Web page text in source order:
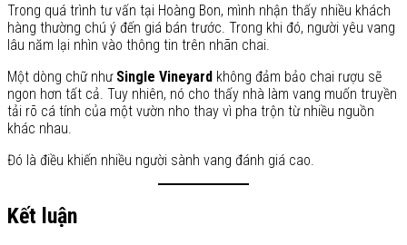
Trong quá trình tư vấn tại Hoàng Bon, mình nhận thấy nhiều khách
hàng thường chú ý đến giá bán trước. Trong khi đó, người yêu vang
lâu năm lại nhìn vào thông tin trên nhãn chai.
Một dòng chữ như Single Vineyard không đảm bảo chai rượu sẽ
ngon hơn tất cả. Tuy nhiên, nó cho thấy nhà làm vang muốn truyền
tải rõ cá tính của một vườn nho thay vì pha trộn từ nhiều nguồn
khác nhau.
Đó là điều khiến nhiều người sành vang đánh giá cao.
Kết luận